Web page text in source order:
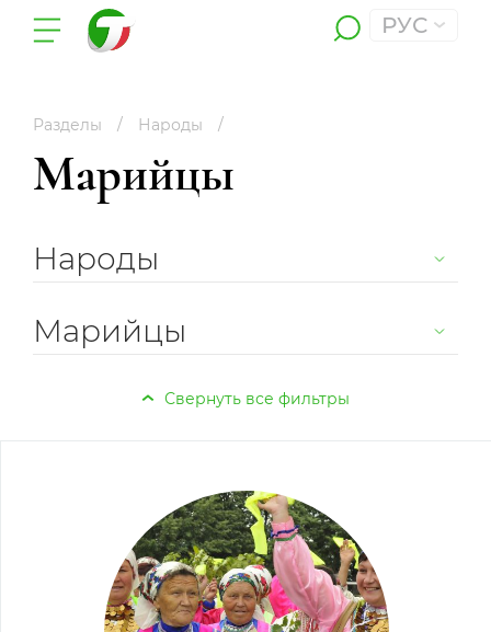
РУС
Разделы Народы
Марийцы
Народы
Марийцы